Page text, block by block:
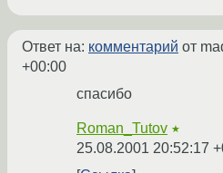
Ответ на: комментарий от
+00:00
спасибо
Roman_Tutov ★
25.08.2001 20:52:17